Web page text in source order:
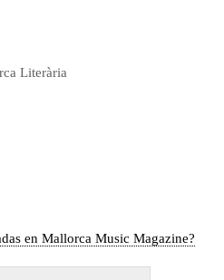
Literària
en Mallorca Music Magazine?